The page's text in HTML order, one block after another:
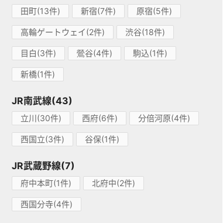
田町(13件) 新宿(7件) 原宿(5件)
高輪ゲートウェイ(2件) 渋谷(18件)
目白(3件) 鶯谷(4件) 駒込(1件)
新橋(1件)
JR南武線(43)
立川(30件) 西府(6件) 分倍河原(4件)
西国立(3件) 谷保(1件)
JR武蔵野線(7)
府中本町(1件) 北府中(2件)
西国分寺(4件)